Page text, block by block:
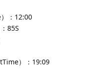
：12:00
85S
）：19:09